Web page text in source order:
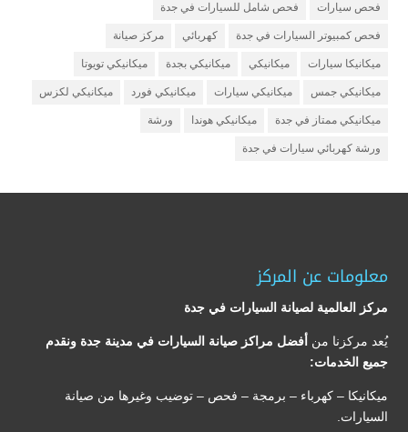
فحص سيارات فحص شامل للسيارات في جدة
فحص كمبيوتر السيارات في جدة كهربائي مركز صيانة
ميكانيكا سيارات ميكانيكي ميكانيكي بجدة ميكانيكي تويوتا
ميكانيكي جمس ميكانيكي سيارات ميكانيكي فورد ميكانيكي لكزس
ميكانيكي ممتاز في جدة ميكانيكي هوندا ورشة
ورشة كهربائي سيارات في جدة
معلومات عن المركز
مركز العالمية لصيانة السيارات في جدة
يُعد مركزنا من أفضل مراكز صيانة السيارات في مدينة جدة ونقدم
جميع الخدمات:
ميكانيكا – كهرباء – برمجة – فحص – توضيب وغيرها من صيانة
السيارات.